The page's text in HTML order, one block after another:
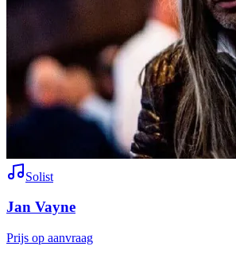
Solist
Jan Vayne
Prijs op aanvraag